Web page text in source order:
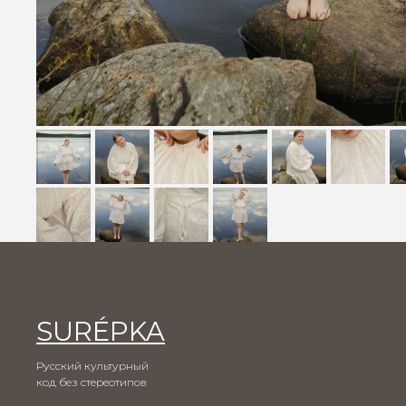
SURÉPKA
Русский культурный
код без стереотипов